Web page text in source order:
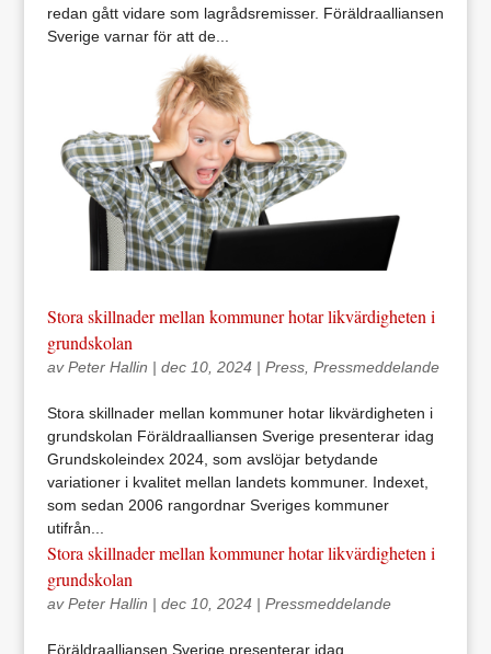
redan gått vidare som lagrådsremisser. Föräldraalliansen
Sverige varnar för att de...
Stora skillnader mellan kommuner hotar likvärdigheten i
grundskolan
avPeter Hallin | dec 10, 2024| Press, Pressmeddelande
Stora skillnader mellan kommuner hotar likvärdigheten i
grundskolan Föräldraalliansen Sverige presenterar idag
Grundskoleindex 2024, som avslöjar betydande
variationer i kvalitet mellan landets kommuner. Indexet,
som sedan 2006 rangordnar Sveriges kommuner
utifrån...
Stora skillnader mellan kommuner hotar likvärdigheten i
grundskolan
avPeter Hallin | dec 10, 2024| Pressmeddelande
Föräldraalliansen Sverige presenterar idag